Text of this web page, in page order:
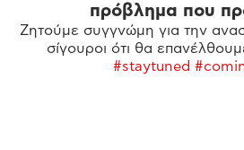
πρόβλημα που
Ζητούμε συγγνώμη για την
σίγουροι ότι θα
#staytuned